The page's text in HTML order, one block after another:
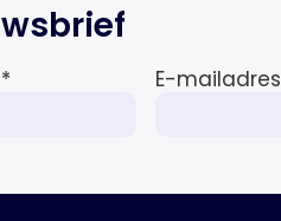
* E-mailadres